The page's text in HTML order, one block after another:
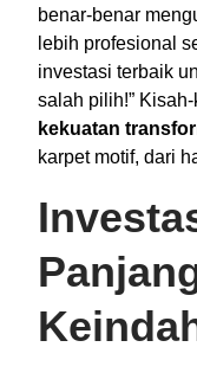
benar-benar
lebih profesional
investasi terbaik
salah pilih!”
kekuatan
karpet motif, dari